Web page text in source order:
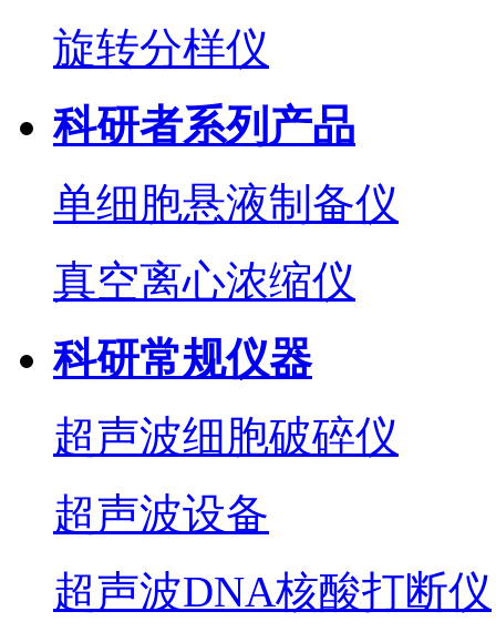
旋转分样仪
科研者系列产品
单细胞悬液制备仪
真空离心浓缩仪
科研常规仪器
超声波细胞破碎仪
超声波设备
超声波DNA核酸打断仪